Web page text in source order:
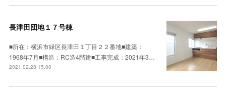
長津田団地１７号棟
■所在：横浜市緑区長津田１丁目２２番地■建築：
1968年7月■構造：RC造4階建■工事完成：2021年3…
2021.02.28 15:00